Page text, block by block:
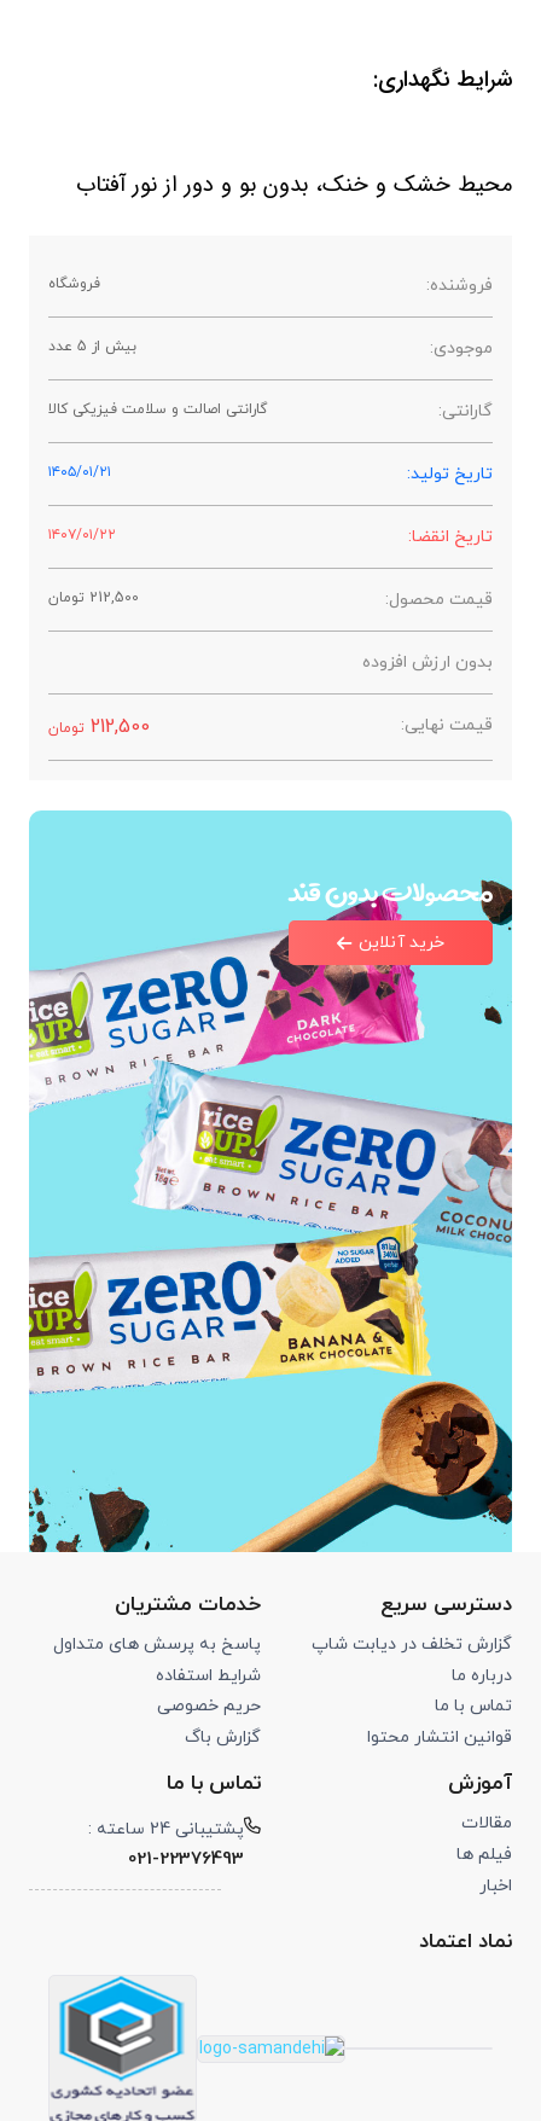
شرایط نگهداری:
محیط خشک و خنک، بدون بو و دور از نور آفتاب
فروشنده: فروشگاه
موجودی: بیش از 5 عدد
گارانتی: گارانتی اصالت و سلامت فیزیکی کالا
تاریخ تولید: ۱۴۰۵/۰۱/۲۱
تاریخ انقضا: ۱۴۰۷/۰۱/۲۲
قیمت محصول: 212,500 تومان
بدون ارزش افزوده
قیمت نهایی: 212,500 تومان
محصولات بدون قند
خرید آنلاین
دسترسی سریع
گزارش تخلف در دیابت شاپ
درباره ما
تماس با ما
قوانین انتشار محتوا
خدمات مشتریان
پاسخ به پرسش های متداول
شرایط استفاده
حریم خصوصی
گزارش باگ
آموزش
مقالات
فیلم ها
اخبار
تماس با ما
پشتیبانی 24 ساعته :
021-22376493
نماد اعتماد